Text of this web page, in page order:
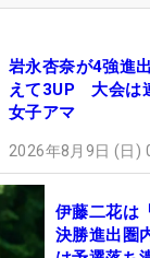
岩永杏奈が4強進
えて3UP 大会は
女子アマ
2026年8月9日 (日)
伊藤二花は
決勝進出圏